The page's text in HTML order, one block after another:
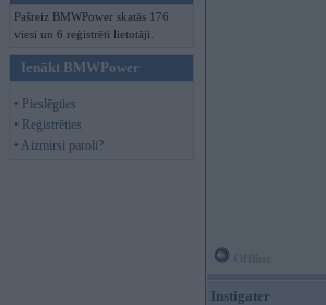
Pašreiz BMWPower skatās 176
viesi un 6 reģistrēti lietotāji.
Ienākt BMWPower
• Pieslēgties
• Reģistrēties
• Aizmirsi paroli?
Instigater